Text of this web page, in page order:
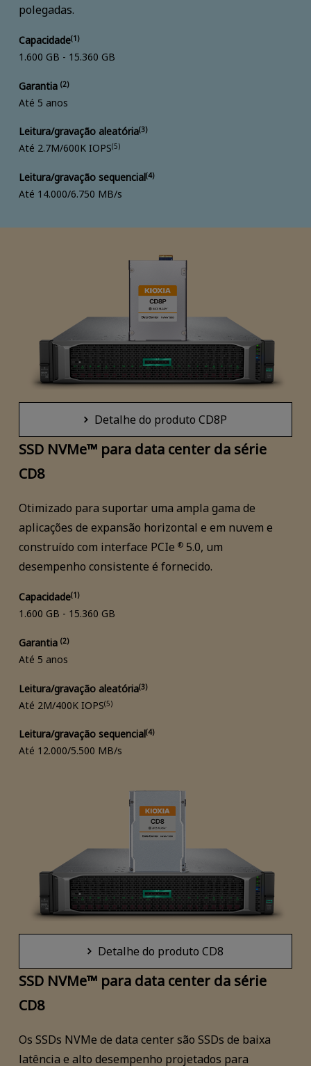
polegadas.
Capacidade(1)
1.600 GB - 15.360 GB
Garantia (2)
Até 5 anos
Leitura/gravação aleatória(3)
Até 2.7M/600K IOPS(5)
Leitura/gravação sequencial(4)
Até 14.000/6.750 MB/s
Detalhe do produto CD8P
SSD NVMe™ para data center da série
CD8
Otimizado para suportar uma ampla gama de
aplicações de expansão horizontal e em nuvem e
construído com interface PCIe ®5.0, um
desempenho consistente é fornecido.
Capacidade(1)
1.600 GB - 15.360 GB
Garantia (2)
Até 5 anos
Leitura/gravação aleatória(3)
Até 2M/400K IOPS(5)
Leitura/gravação sequencial(4)
Até 12.000/5.500 MB/s
SSD NVMe™ para data center da série
CD8
Os SSDs NVMe de data center são SSDs de baixa
latência e alto desempenho projetados para
Detalhe do produto CD8